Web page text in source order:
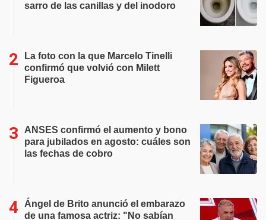
sarro de las canillas y del inodoro
La foto con la que Marcelo Tinelli
confirmó que volvió con Milett
Figueroa
ANSES confirmó el aumento y bono
para jubilados en agosto: cuáles son
las fechas de cobro
Ángel de Brito anunció el embarazo
de una famosa actriz: "No sabían